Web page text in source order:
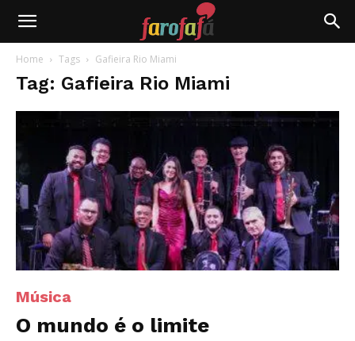
Farofafá
Home Tags Gafieira Rio Miami
Tag: Gafieira Rio Miami
Música
O mundo é o limite